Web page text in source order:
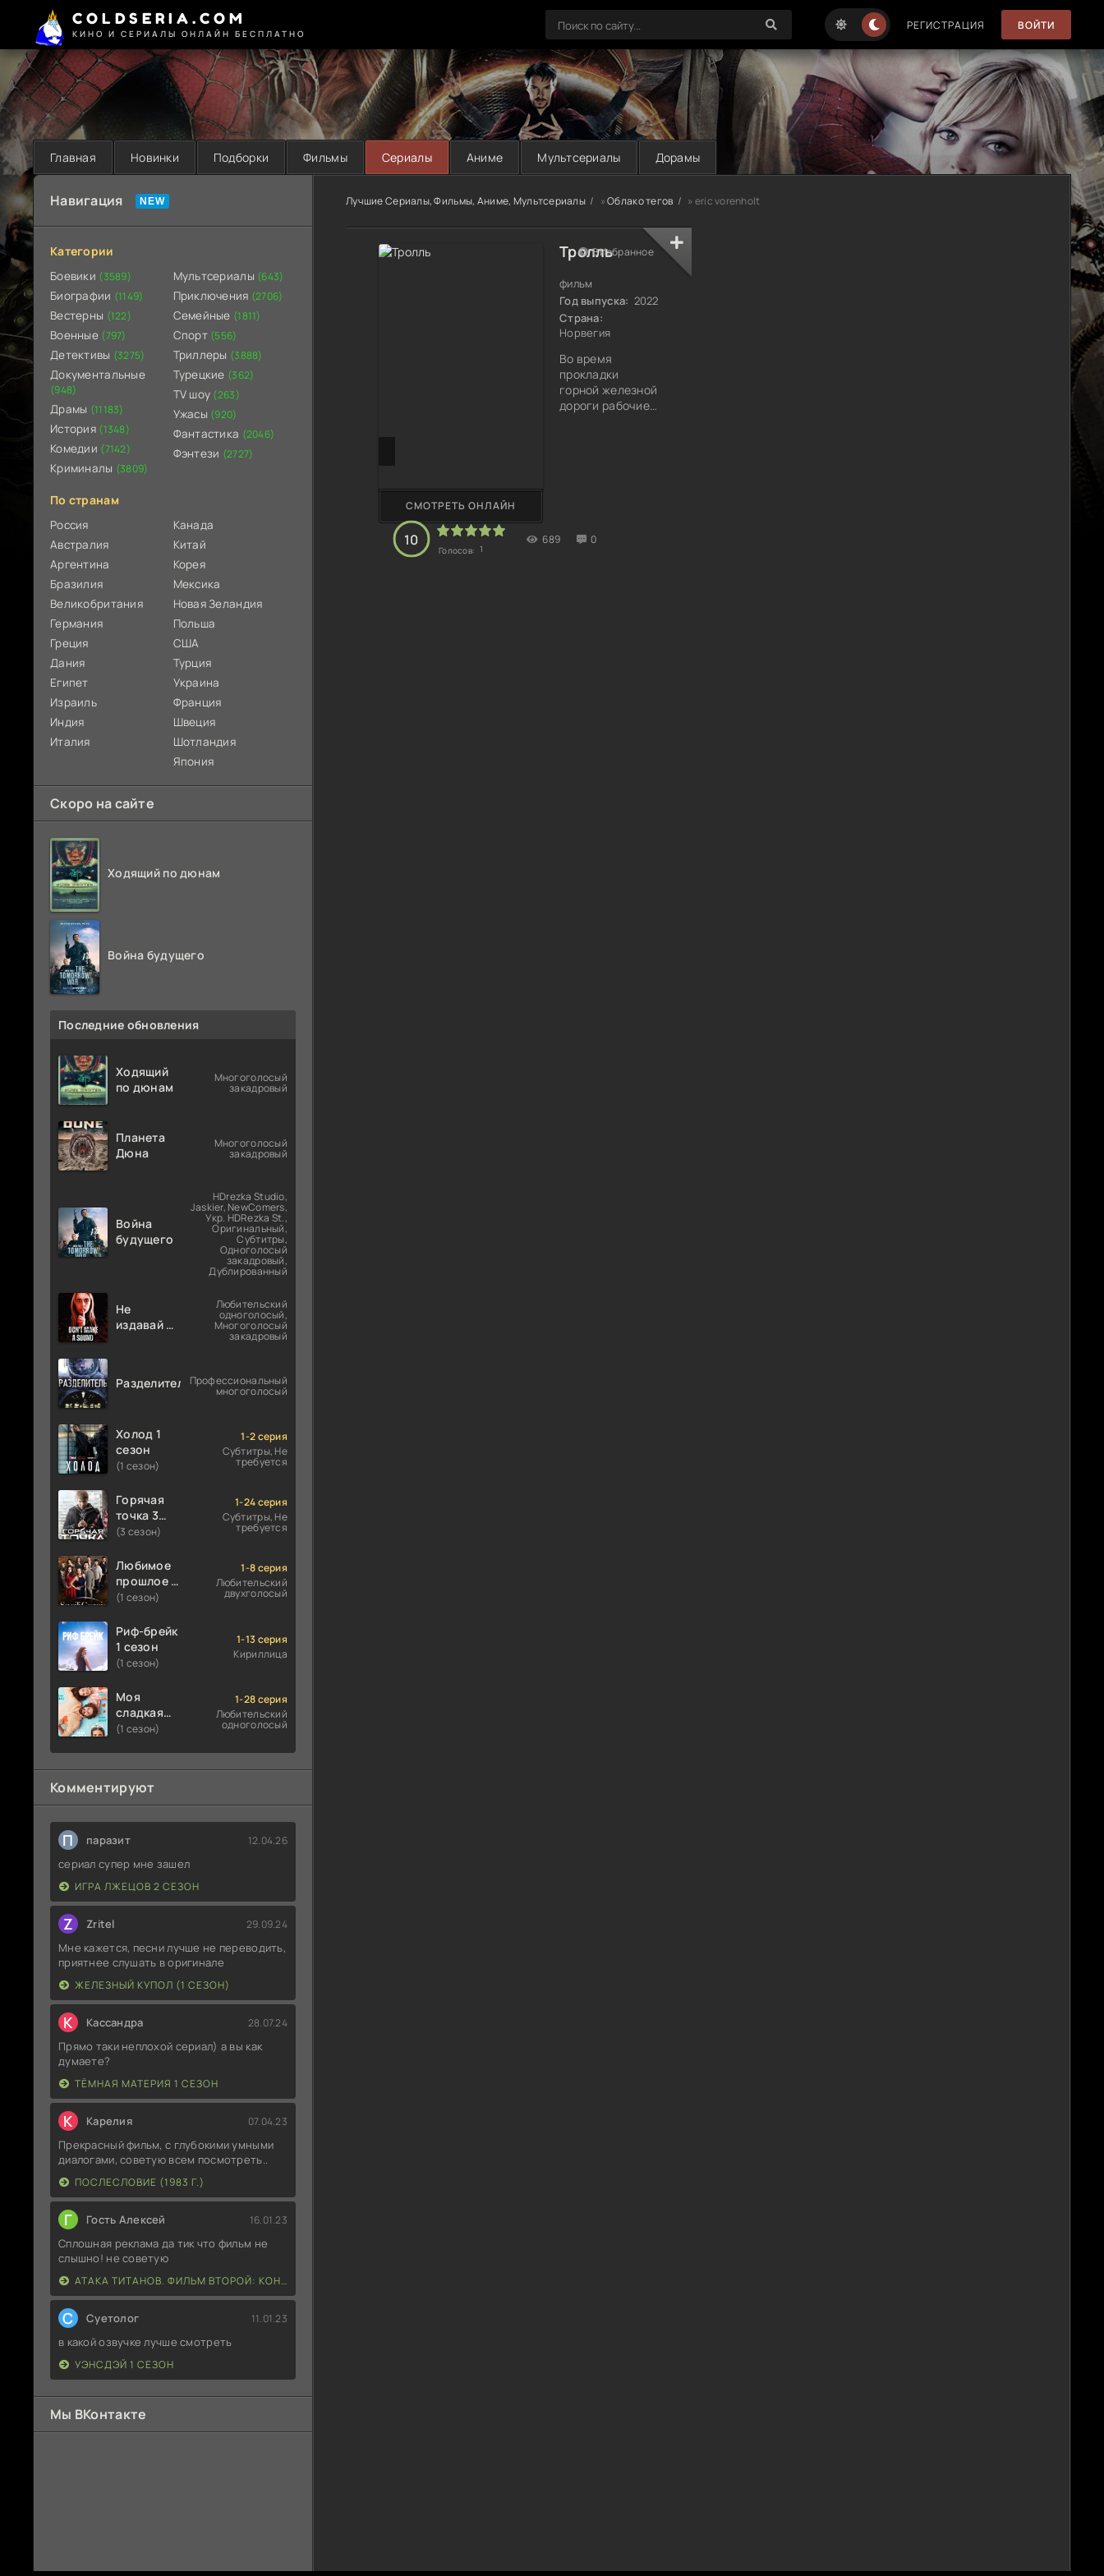
COLDSERIA.COM
КИНО И СЕРИАЛЫ ОНЛАЙН БЕСПЛАТНО
РЕГИСТРАЦИЯ ВОЙТИ
Главная Новинки Подборки Фильмы Сериалы Аниме Мультсериалы Дорамы
Навигация
Категории
Боевики (3589)
Биографии (1149)
Вестерны (122)
Военные (797)
Детективы (3275)
Документальные
(948)
Драмы (11183)
История (1348)
Комедии (7142)
Криминалы (3809)
Мультсериалы (643)
Приключения (2706)
Семейные (1811)
Спорт (556)
Триллеры (3888)
Турецкие (362)
TV шоу (263)
Ужасы (920)
Фантастика (2046)
Фэнтези (2727)
По странам
Россия
Австралия
Аргентина
Бразилия
Великобритания
Германия
Греция
Дания
Египет
Израиль
Индия
Италия
Канада
Китай
Корея
Мексика
Новая Зеландия
Польша
США
Турция
Украина
Франция
Швеция
Шотландия
Япония
Скоро на сайте
Ходящий по дюнам
Война будущего
Последние обновления
Ходящий
по дюнам
Многоголосый
закадровый
Планета
Дюна
Многоголосый
закадровый
Война
будущего
HDrezka Studio,
Jaskier, NewComers,
Укр. HDRezka St.,
Оригинальный,
Субтитры,
Одноголосый
закадровый,
Дублированный
Не
издавай ни
Любительский
одноголосый,
Многоголосый
закадровый
РазделительПрофессиональный
многоголосый
Холод 1
сезон
(1 сезон)
1-2 серия
Субтитры, Не
требуется
Горячая
точка 3
сезон
(3 сезон)
1-24 серия
Субтитры, Не
требуется
Любимое
прошлое 1
сезон
(1 сезон)
1-8 серия
Любительский
двухголосый
Риф-брейк
1 сезон
(1 сезон)
1-13 серия
Кириллица
Моя
сладкая
ложь 1
(1 сезон)
1-28 серия
Любительский
одноголосый
Комментируют
П паразит 12.04.26
сериал супер мне зашел
ИГРА ЛЖЕЦОВ 2 СЕЗОН
Z Zritel 29.09.24
Мне кажется, песни лучше не переводить,
приятнее слушать в оригинале
ЖЕЛЕЗНЫЙ КУПОЛ (1 СЕЗОН)
К Кассандра 28.07.24
Прямо таки неплохой сериал) а вы как
думаете?
ТЁМНАЯ МАТЕРИЯ 1 СЕЗОН
К Карелия 07.04.23
Прекрасный фильм, с глубокими умными
диалогами, советую всем посмотреть..
ПОСЛЕСЛОВИЕ (1983 Г.)
Г Гость Алексей 16.01.23
Сплошная реклама да тик что фильм не
слышно! не советую
АТАКА ТИТАНОВ. ФИЛЬМ ВТОРОЙ: КОНЕЦ СВЕТА
С Суетолог 11.01.23
в какой озвучке лучше смотреть
УЭНСДЭЙ 1 СЕЗОН
Мы ВКонтакте
Лучшие Сериалы, Фильмы, Аниме, Мультсериалы »Облако тегов » eric vorenholt
Тролль
фильм
Год выпуска: 2022
Страна:
Норвегия
Во время
прокладки
горной железной
дороги рабочие
отталкивающий
СМОТРЕТЬ ОНЛАЙН
10
Голосов: 1
689 0
В Избранное